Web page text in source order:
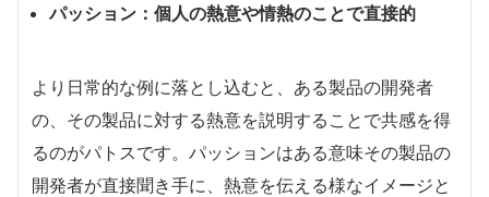
パッション：個人の熱意や情熱のことで直接的
より日常的な例に落とし込むと、ある製品の開発者
の、その製品に対する熱意を説明することで共感を得
るのがパトスです。パッションはある意味その製品の
開発者が直接聞き手に、熱意を伝える様なイメージと